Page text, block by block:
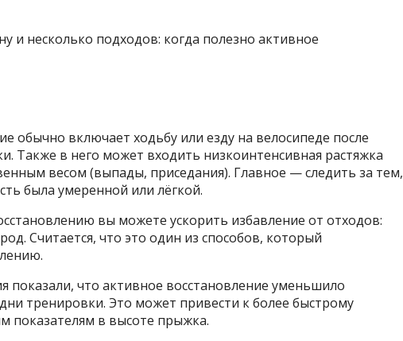
обычно включает ходьбу или езду на велосипеде после
Также в него может входить низкоинтенсивная растяжка
весом (выпады, приседания). Главное — следить за тем,
была умеренной или лёгкой.
вы можете ускорить избавление от отходов:
Считается, что это один из способов, который
показали, что активное восстановление уменьшило
тренировки. Это может привести к более быстрому
показателям в высоте прыжка.